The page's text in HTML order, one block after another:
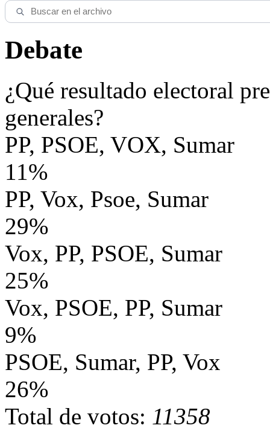
Debate
¿Qué resultado electoral
generales?
PP, PSOE, VOX, Sumar
11%
PP, Vox, Psoe, Sumar
29%
Vox, PP, PSOE, Sumar
25%
Vox, PSOE, PP, Sumar
9%
PSOE, Sumar, PP, Vox
26%
Total de votos: 11358